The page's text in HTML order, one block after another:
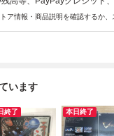
ア情報・商品説明を確認するか
います
終了 本日終了